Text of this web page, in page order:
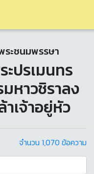
ะชนมพรรษา
ปรเมนทร
หาวชิราลง
เจ้าอยู่หัว
จำนวน 1,070 ข้อความ